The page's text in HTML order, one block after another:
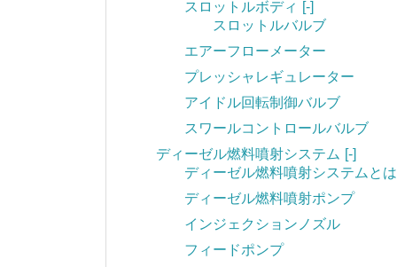
スロットルボディ [-]
スロットルバルブ
エアーフローメーター
プレッシャレギュレーター
アイドル回転制御バルブ
スワールコントロールバルブ
ディーゼル燃料噴射システム [-]
ディーゼル燃料噴射システムとは
ディーゼル燃料噴射ポンプ
インジェクションノズル
フィードポンプ